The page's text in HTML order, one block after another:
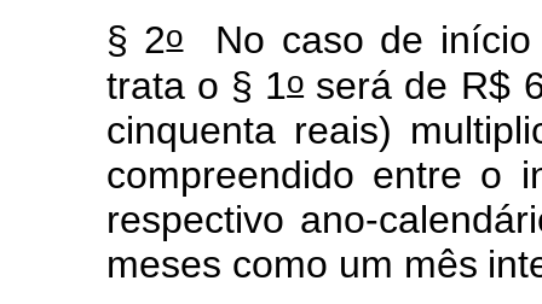
§ 2o No caso de início
trata o § 1o será de R$
cinquenta reais) multipl
compreendido entre o
respectivo ano-
meses como um mês